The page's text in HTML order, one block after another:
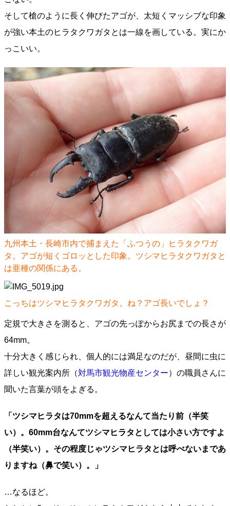
そして槍のように長く伸びたアゴが、太短くマッシブな印象
が強い本土のヒラタクワガタとは一線を画している。実にか
っこいい。
九州本土・長崎市内で捕まえた「ふつうの」ヒラタクワガ
タ。アゴが短くゴロッとした印象。ツシマヒラタクワガタと
は亜種の関係にある。
こっちはツシマヒラタクワガタ。ね？アゴ長いでしょ？
定規で大きさを測ると、アゴの先っぽからお尻までの長さが
64mm。
十分大きく感じられ、個人的には満足なのだが、昼間に虫に
詳しい観光案内所（対馬市観光物産センター）の職員さんに
聞いた言葉が頭をよぎる。
「ツシマヒラタは70mmを超えるなんて当たり前（半笑
い）。60mm台なんてツシマヒラタとしては小さい方ですよ
（半笑い）。その程度じゃツシマヒラタとは呼べないまであ
りますね（鼻で笑い）。」
…なるほど。